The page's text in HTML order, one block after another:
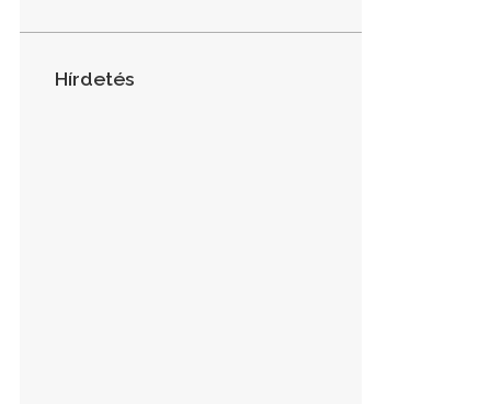
Hírdetés